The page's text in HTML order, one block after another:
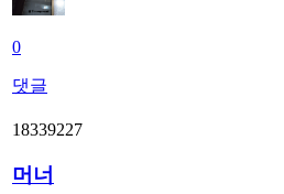
0
댓글
18339227
머너